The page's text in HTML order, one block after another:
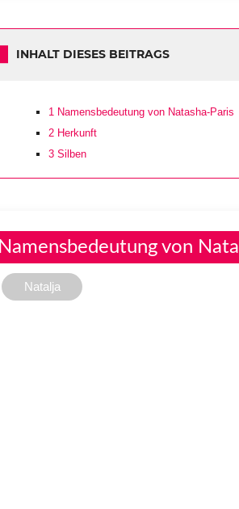
INHALT DIESES BEITRAGS
1 Namensbedeutung von Natasha-Paris
2 Herkunft
3 Silben
Namensbedeutung von
Natalja